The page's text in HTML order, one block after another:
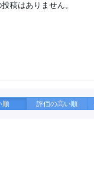
稿はありません。
順 評価の高い順